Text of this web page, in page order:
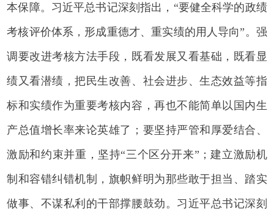
本保障。习近平总书记深刻指出，“要健全科学的政绩
考核评价体系，形成重德才、重实绩的用人导向”。强
调要改进考核方法手段，既看发展又看基础，既看显
绩又看潜绩，把民生改善、社会进步、生态效益等指
标和实绩作为重要考核内容，再也不能简单以国内生
产总值增长率来论英雄了；要坚持严管和厚爱结合、
激励和约束并重，坚持“三个区分开来”；建立激励机
制和容错纠错机制，旗帜鲜明为那些敢于担当、踏实
做事、不谋私利的干部撑腰鼓劲。习近平总书记深刻